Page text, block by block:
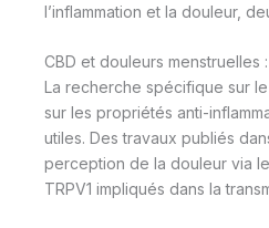
l’inflammation et la douleur,
CBD et douleurs
La recherche spécifique sur
sur les propriétés anti-
utiles. Des travaux publiés
perception de la douleur via
TRPV1 impliqués dans la